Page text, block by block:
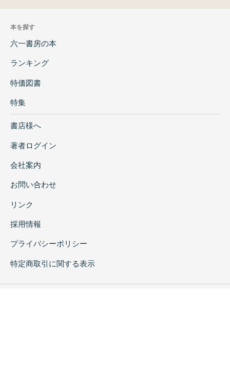
本を探す
六一書房の本
ランキング
特価図書
特集
書店様へ
著者ログイン
会社案内
お問い合わせ
リンク
採用情報
プライバシーポリシー
特定商取引に関する表示